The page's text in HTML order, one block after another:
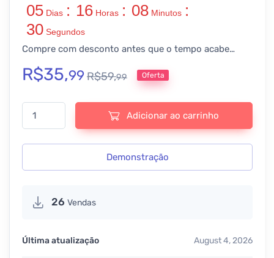
05 Dias : 16 Horas : 08 Minutos :
30 Segundos
Compre com desconto antes que o tempo acabe…
R$35,99R$59,99 Oferta
B2BKing – The Ultimate WooCommerce B2B & Wholesale
Adicionar ao carrinho
Demonstração
26 Vendas
Última atualização August 4, 2026